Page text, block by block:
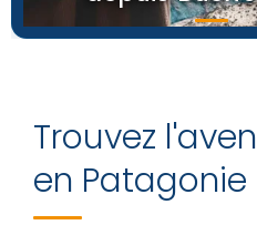
Trouvez
en Patagonie